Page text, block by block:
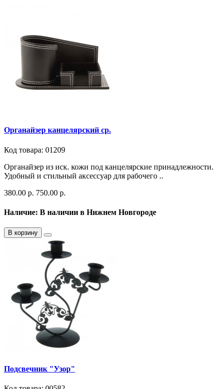
Органайзер канцелярский ср.
Код товара: 01209
Органайзер из иск. кожи под канцелярские принадлежности.
Удобный и стильный аксессуар для рабочего ..
380.00 р. 750.00 р.
Наличие: В наличии в Нижнем Новгороде
В корзину
Подсвечник "Узор"